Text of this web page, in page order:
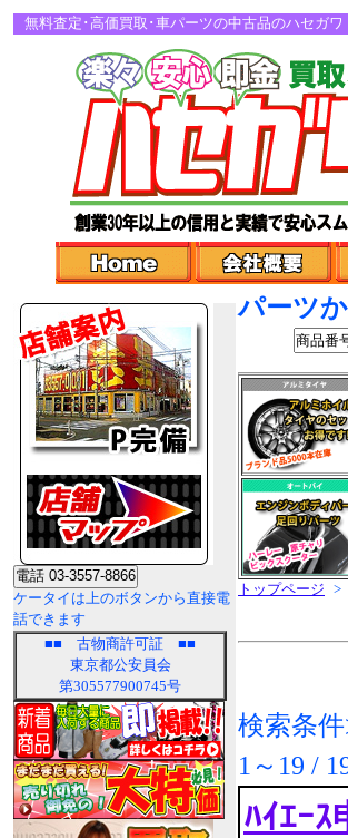
無料査定･高価買取･車パーツの中古品のハセガワ
ケータイは上のボタンから直接電
話できます
■■ 古物商許可証 ■■
東京都公安員会
第305577900745号
パーツ
トップページ >
検索条
1～19 /
ﾊｲｴｰ